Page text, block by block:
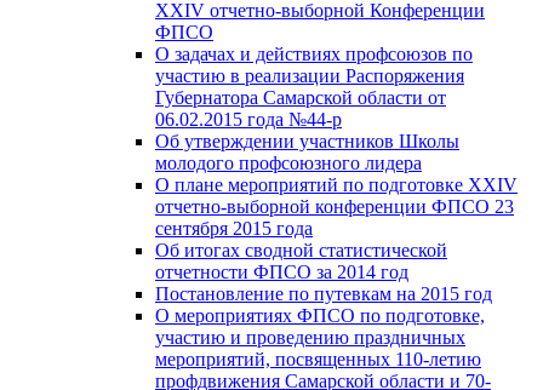
XXIV отчетно-выборной Конференции
ФПСО
О задачах и действиях профсоюзов по
участию в реализации Распоряжения
Губернатора Самарской области от
06.02.2015 года №44-р
Об утверждении участников Школы
молодого профсоюзного лидера
О плане мероприятий по подготовке XXIV
отчетно-выборной конференции ФПСО 23
сентября 2015 года
Об итогах сводной статистической
отчетности ФПСО за 2014 год
Постановление по путевкам на 2015 год
О мероприятиях ФПСО по подготовке,
участию и проведению праздничных
мероприятий, посвященных 110-летию
профдвижения Самарской области и 70-